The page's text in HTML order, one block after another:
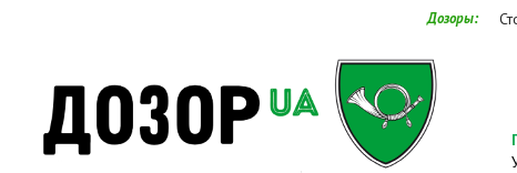
Дозоры: